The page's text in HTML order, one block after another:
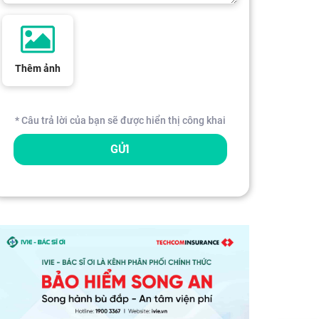
Thêm ảnh
* Câu trả lời của bạn sẽ được hiển thị công khai
GỬI